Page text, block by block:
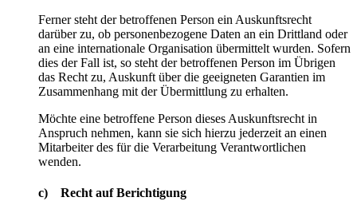
Ferner steht der betroffenen Person ein Auskunftsrecht
darüber zu, ob personenbezogene Daten an ein Drittland oder
an eine internationale Organisation übermittelt wurden. Sofern
dies der Fall ist, so steht der betroffenen Person im Übrigen
das Recht zu, Auskunft über die geeigneten Garantien im
Zusammenhang mit der Übermittlung zu erhalten.
Möchte eine betroffene Person dieses Auskunftsrecht in
Anspruch nehmen, kann sie sich hierzu jederzeit an einen
Mitarbeiter des für die Verarbeitung Verantwortlichen
wenden.
c) Recht auf Berichtigung